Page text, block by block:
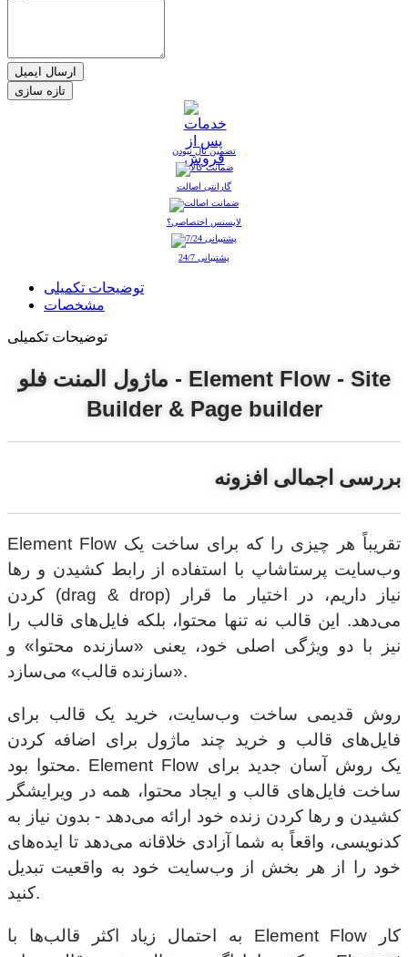
ارسال ایمیل
تضمین نال نبودن
گارانتی اصالت
لایسنس اختصاصی؟
پشتیبانی 24/7
توضیحات تکمیلی
مشخصات
توضیحات تکمیلی
ماژول المنت فلو - Element Flow - Site
Builder & Page builder
بررسی اجمالی افزونه
Element Flow تقریباً هر چیزی را که برای ساخت یک
وب‌سایت پرستاشاپ با استفاده از رابط کشیدن و رها
کردن (drag & drop) نیاز داریم، در اختیار ما قرار
می‌دهد. این قالب نه تنها محتوا، بلکه فایل‌های قالب را
نیز با دو ویژگی اصلی خود، یعنی «سازنده محتوا» و
«سازنده قالب» می‌سازد.
روش قدیمی ساخت وب‌سایت، خرید یک قالب برای
فایل‌های قالب و خرید چند ماژول برای اضافه کردن
محتوا بود. Element Flow یک روش آسان جدید برای
ساخت فایل‌های قالب و ایجاد محتوا، همه در ویرایشگر
کشیدن و رها کردن زنده خود ارائه می‌دهد - بدون نیاز به
کدنویسی، واقعاً به شما آزادی خلاقانه می‌دهد تا ایده‌های
خود را از هر بخش از وب‌سایت خود به واقعیت تبدیل
کنید.
به احتمال زیاد اکثر قالب‌ها با Element Flow کار